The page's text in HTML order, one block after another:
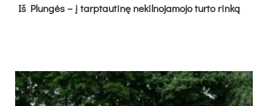
Iš Plungės – į tarptautinę nekilnojamojo turto rinką